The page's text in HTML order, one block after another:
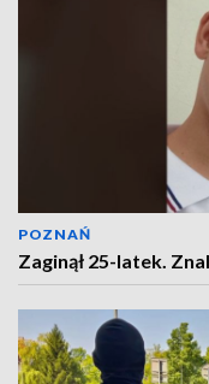
POZNAŃ
Zaginął 25-latek.